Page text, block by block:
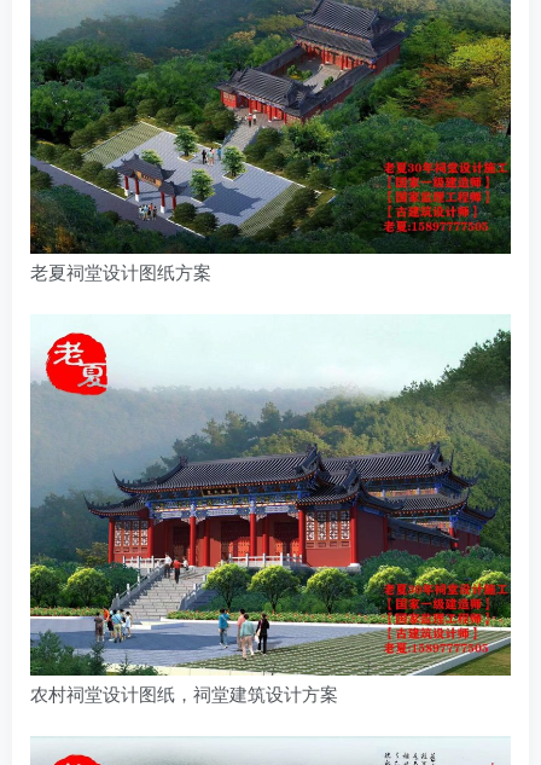
老夏祠堂设计图纸方案
农村祠堂设计图纸，祠堂建筑设计方案